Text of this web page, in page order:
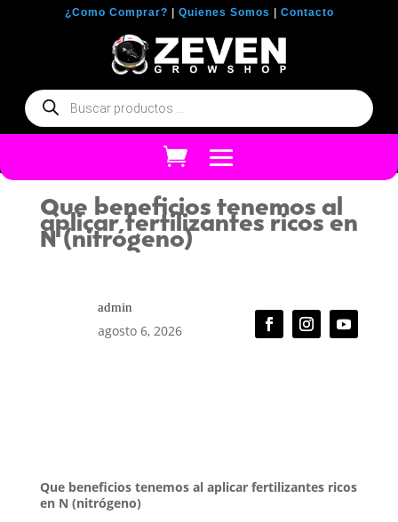
¿Como Comprar? Quienes Somos Contacto
Búsqueda
de
productos
Que beneficios tenemos al
aplicar fertilizantes ricos en
N (nitrógeno)
admin
agosto 6, 2026
Que beneficios tenemos al aplicar fertilizantes ricos
en N (nitrógeno)